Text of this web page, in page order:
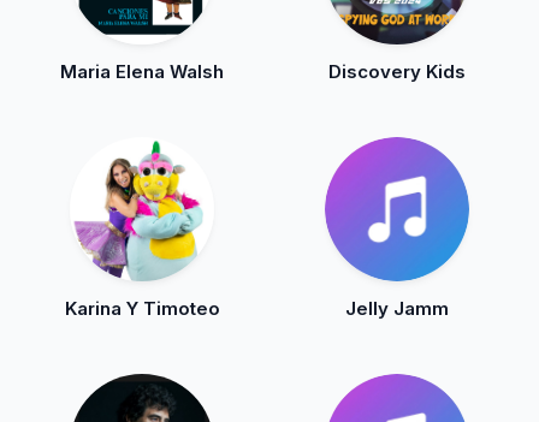
Maria Elena Walsh Discovery Kids
Karina Y Timoteo Jelly Jamm